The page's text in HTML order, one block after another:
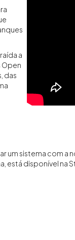
a
Open
das
um sistema com a
está disponível na